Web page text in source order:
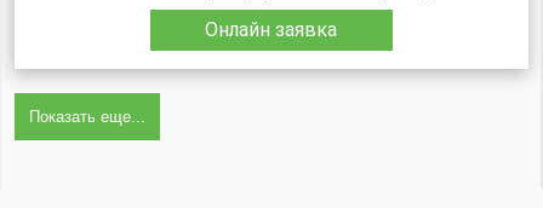
Онлайн заявка
Показать еще...